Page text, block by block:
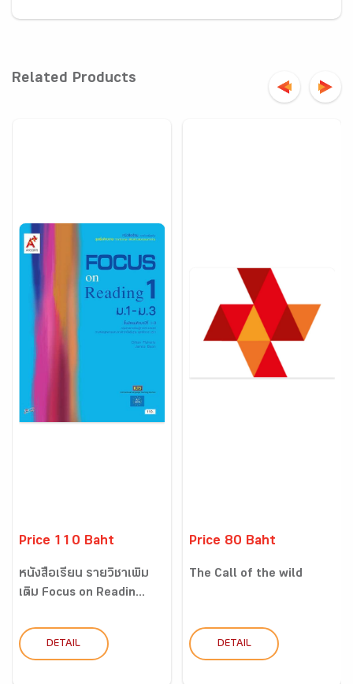
Related Products
Price 110 Baht
หนังสือเรียน รายวิชาเพิ่ม
เติม Focus on Readin...
DETAIL
Price 80 Baht
The Call of the wild
DETAIL